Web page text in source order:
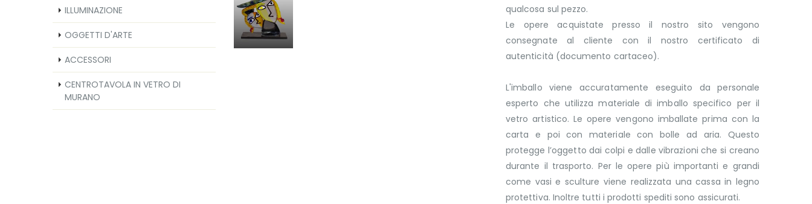
qualcosa sul pezzo.
Le opere acquistate presso il nostro sito vengono
consegnate al cliente con il nostro certificato di
autenticità (documento cartaceo).
L'imballo viene accuratamente eseguito da personale
esperto che utilizza materiale di imballo specifico per il
vetro artistico. Le opere vengono imballate prima con la
carta e poi con materiale con bolle ad aria. Questo
protegge l’oggetto dai colpi e dalle vibrazioni che si creano
durante il trasporto. Per le opere più importanti e grandi
come vasi e sculture viene realizzata una cassa in legno
protettiva. Inoltre tutti i prodotti spediti sono assicurati.
ILLUMINAZIONE
OGGETTI D'ARTE
ACCESSORI
CENTROTAVOLA IN VETRO DI
MURANO